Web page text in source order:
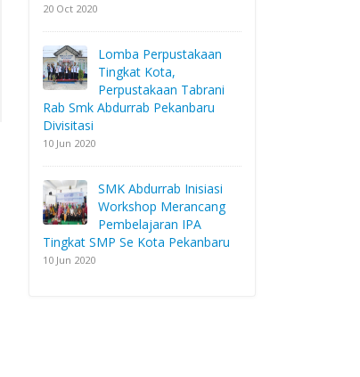
20 Oct 2020
Lomba Perpustakaan
Tingkat Kota,
Perpustakaan Tabrani
Rab Smk Abdurrab Pekanbaru
Divisitasi
10 Jun 2020
SMK Abdurrab Inisiasi
Workshop Merancang
Pembelajaran IPA
Tingkat SMP Se Kota Pekanbaru
10 Jun 2020